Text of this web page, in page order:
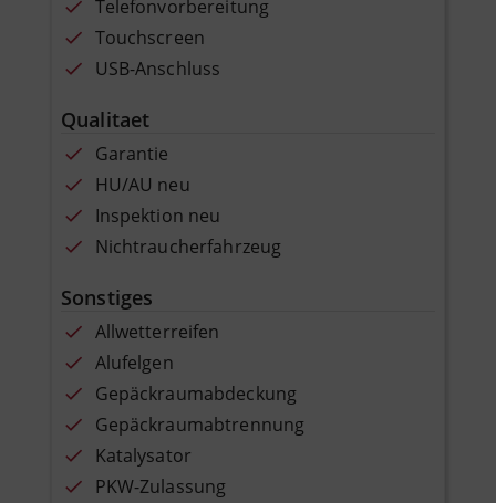
Telefonvorbereitung
Touchscreen
USB-Anschluss
Qualitaet
Garantie
HU/AU neu
Inspektion neu
Nichtraucherfahrzeug
Sonstiges
Allwetterreifen
Alufelgen
Gepäckraumabdeckung
Gepäckraumabtrennung
Katalysator
PKW-Zulassung